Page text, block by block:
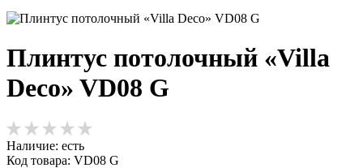
Плинтус потолочный «Villa
Deco» VD08 G
Наличие: есть
Код товара: VD08 G